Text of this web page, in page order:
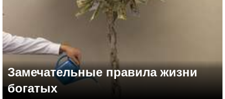
Замечательные правила жизни
богатых